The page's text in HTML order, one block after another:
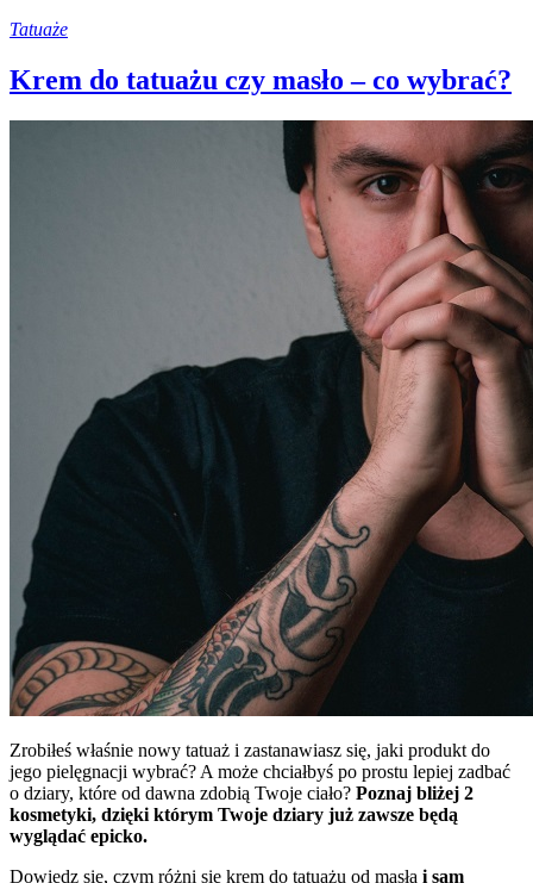
Tatuaże
Krem do tatuażu czy masło – co wybrać?
Zrobiłeś właśnie nowy tatuaż i zastanawiasz się, jaki produkt do
jego pielęgnacji wybrać? A może chciałbyś po prostu lepiej zadbać
o dziary, które od dawna zdobią Twoje ciało? Poznaj bliżej 2
kosmetyki, dzięki którym Twoje dziary już zawsze będą
wyglądać epicko.
Dowiedz się, czym różni się krem do tatuażu od masła i sam